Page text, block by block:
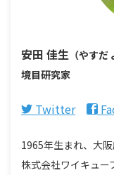
安田 佳生 （やすだ
境目研究家
Twitter
1965年生まれ、大
株式会社ワイキュー